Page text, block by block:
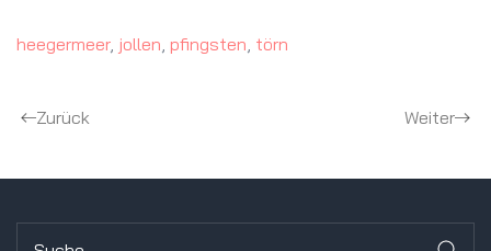
heegermeer, jollen, pfingsten, törn
Zurück Weiter